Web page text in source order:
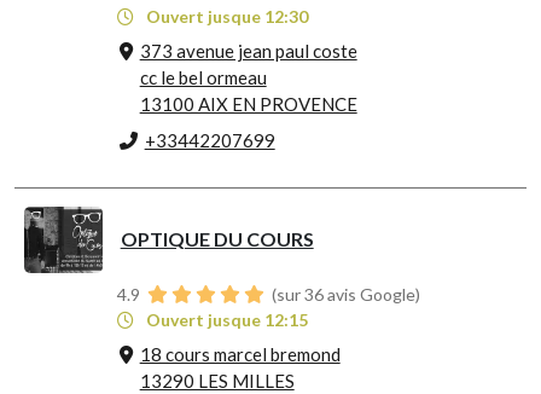
Ouvert jusque 12:30
373 avenue jean paul coste
cc le bel ormeau
13100 AIX EN PROVENCE
+33442207699
OPTIQUE DU COURS
4.9
(sur 36 avis Google)
Ouvert jusque 12:15
18 cours marcel bremond
13290 LES MILLES